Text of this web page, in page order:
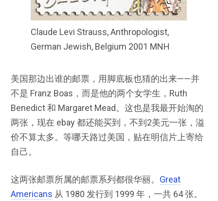
Claude Levi Strauss, Anthropologist,
German Jewish, Belgium 2001 MNH
美国那边出谁的邮票，用脚底板也猜的出来——并
不是 Franz Boas，而是他的两个女学生，Ruth
Benedict 和 Margaret Mead。这也是我最开始淘的
两张，现在 ebay 都还能买到，不到2美元一张，溢
价不算太多。等哪天路过美国，贴在明信片上寄给
自己。
这两张邮票所属的邮票系列都很华丽。 Great
Americans 从 1980 发行到 1999 年，一共 64 张。